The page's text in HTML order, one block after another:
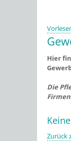
Hier
Die
Zurück